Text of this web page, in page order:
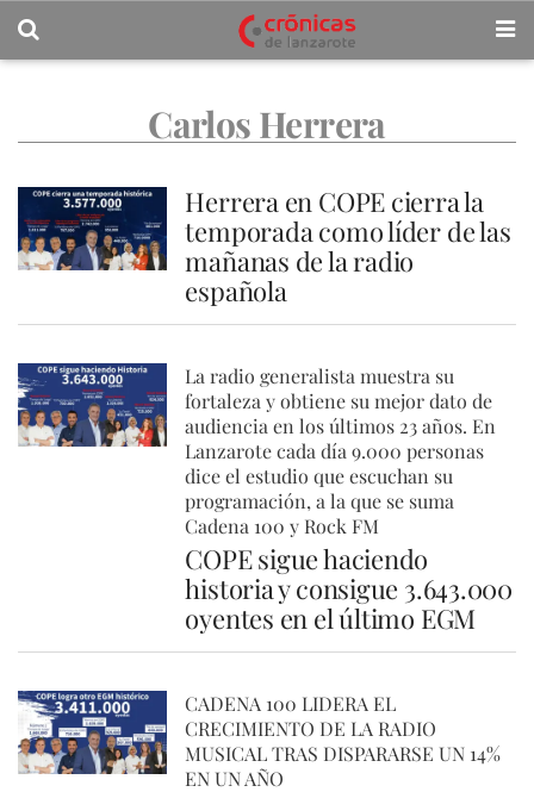
Carlos Herrera
Herrera en COPE cierra la
temporada como líder de las
mañanas de la radio
española
La radio generalista muestra su
fortaleza y obtiene su mejor dato de
audiencia en los últimos 23 años. En
Lanzarote cada día 9.000 personas
dice el estudio que escuchan su
programación, a la que se suma
Cadena 100 y Rock FM
COPE sigue haciendo
historia y consigue 3.643.000
oyentes en el último EGM
CADENA 100 LIDERA EL
CRECIMIENTO DE LA RADIO
MUSICAL TRAS DISPARARSE UN 14%
EN UN AÑO